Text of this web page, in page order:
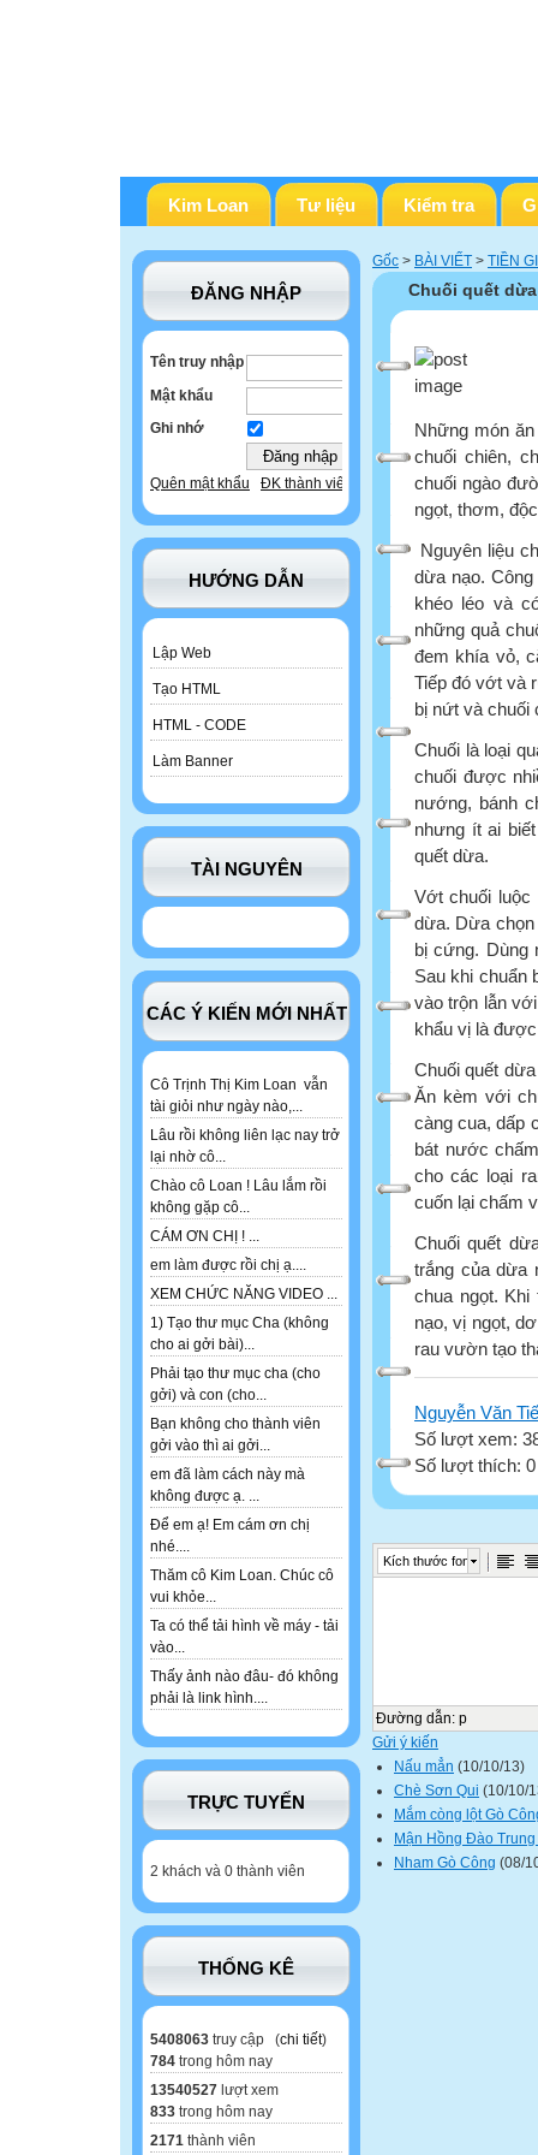
Kim Loan Tư liệu Kiểm tra
ĐĂNG NHẬP
Tên truy nhập
Mật khẩu
Ghi nhớ
Quên mật khẩu ĐK thành viên
HƯỚNG DẪN
Lập Web
Tạo HTML
HTML - CODE
Làm Banner
TÀI NGUYÊN
CÁC Ý KIẾN MỚI NHẤT
Cô Trịnh Thị Kim Loan vẫn
tài giỏi như ngày nào,...
Lâu rồi không liên lạc nay trở
lại nhờ cô...
Chào cô Loan ! Lâu lắm rồi
không gặp cô...
CÁM ƠN CHỊ ! ...
em làm được rồi chị ạ....
XEM CHỨC NĂNG VIDEO ...
1) Tạo thư mục Cha (không
cho ai gởi bài)...
Phải tạo thư mục cha (cho
gởi) và con (cho...
Bạn không cho thành viên
gởi vào thì ai gởi...
em đã làm cách này mà
không được ạ. ...
Để em ạ! Em cám ơn chị
nhé....
Thăm cô Kim Loan. Chúc cô
vui khỏe...
Ta có thể tải hình về máy - tải
vào...
Thấy ảnh nào đâu- đó không
phải là link hình....
TRỰC TUYẾN
2 khách và 0 thành viên
THỐNG KÊ
5408063 truy cập (chi tiết)
784 trong hôm nay
13540527 lượt xem
833 trong hôm nay
2171 thành viên
Gốc > BÀI VIẾT > TIỀN
Chuối quết dừa
Những món
chuối chiên,
chuối ngào
ngọt, thơm,
Nguyên liệu
dừa nạo.
khéo léo và
những quả
đem khía vỏ,
Tiếp đó vớt và
bị nứt và chuối
Chuối là loại
chuối được
nướng, bánh
nhưng ít ai
quết dừa.
Vớt chuối luộc
dừa. Dừa
bị cứng. Dùng
Sau khi chuẩn
vào trộn lẫn
khẩu vị là
Chuối quết
Ăn kèm với
càng cua, dấp
bát nước
cho các loại
cuốn lại chấm
Chuối quết
trắng của dừa
chua ngọt.
nạo, vị ngọt,
rau vườn tạo
Nguyễn Văn
Số lượt xem:
Số lượt thích:
Kích thước font
Đường dẫn: p
Gửi ý kiến
Nấu mẳn (10/10/13)
Chè Sơn Qui (10/10/
Mắm còng lột Gò
Mận Hồng Đào
Nham Gò Công (08/